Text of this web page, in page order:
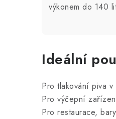
výkonem do 140
Ideální
Pro tlakování piva v
Pro výčepní
Pro restaurace,